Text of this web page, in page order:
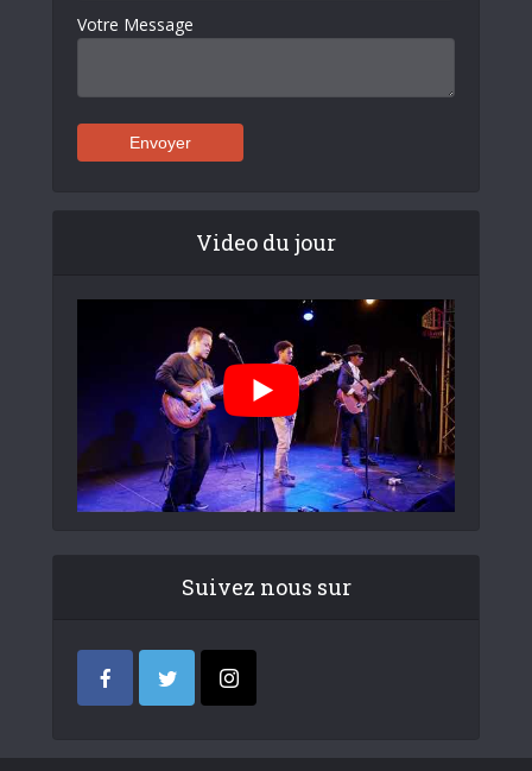
Votre Message
Video du jour
Suivez nous sur